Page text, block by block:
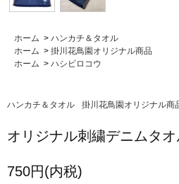
ホーム > ハンカチ＆タオル
ホーム > 掛川花鳥園オリジナル商品
ホーム > ハシビロコウ
ハンカチ＆タオル 掛川花鳥園オリジナル商
オリジナル刺繍デニムタオ
750円(内税)